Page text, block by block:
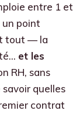
entre 1 et
un point
tout — la
et les
RH, sans
quelles
contrat